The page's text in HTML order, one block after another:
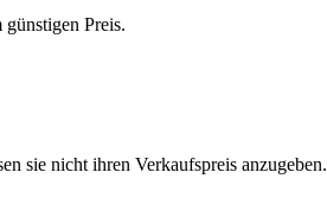
Preis.
sie nicht ihren Verkaufspreis anzugeben.